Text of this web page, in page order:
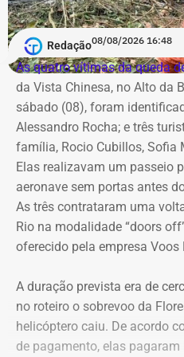
Além disso, o tribunal apura
lealdade institucional, uma
milhões foi assinado no
cautelar para suspender a
Valber Rodrigues Januário,
R$ 16,9 milhões publicado
apresentar defesa no
Diferença de
Vale ressaltar que,
041/2025 que foi objeto de
pelo TCE, o aditivo recém-
procedimento licitatório
036/2022.
Ainda que se trate de
A cobertura será realizada
com a Band Rio, a
digitais do grupo,
que antecedem o debate até
Com tradição na realização
promove o encontro como
de ideias e para que os
dos candidatos. A mediação
Araújo.
Como vai ser o
O formato do debate
perguntas e respostas,
participantes e espaço para
Redação08/08/2026 16:48
As quatro vítimas da queda
da Vista Chinesa, no Alto da
sábado (08), foram
Alessandro Rocha; e três
família, Rocio Cubillos, Sofia
Elas realizavam um passeio
aeronave sem portas antes
As três contrataram uma
Rio na modalidade “doors
oferecido pela empresa Voos
A duração prevista era de
no roteiro o sobrevoo da
helicóptero caiu. De acordo
de pagamento, elas